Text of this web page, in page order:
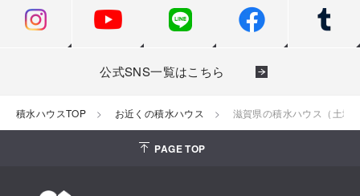
公式SNS一覧はこちら
積水ハウスTOP お近くの積水ハウス 滋賀県の積水ハウス（土地
PAGE TOP